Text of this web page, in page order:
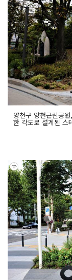
양천구 양천근린공
한 각도로 설계된 스